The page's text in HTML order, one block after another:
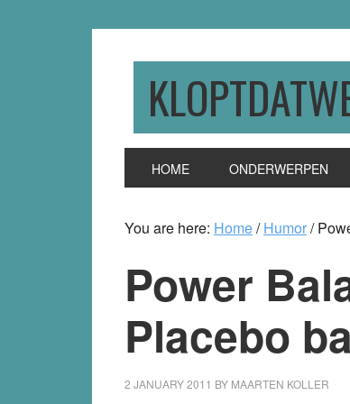
HOME ONDERWERPEN
You are here: Home/ Humor/
Power
Placebo
2 JANUARY 2011 BY MAARTEN KOLLER